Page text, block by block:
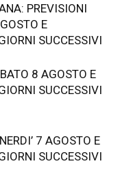
PREVISIONI
E
SUCCESSIVI
8 AGOSTO E
SUCCESSIVI
7 AGOSTO E
SUCCESSIVI